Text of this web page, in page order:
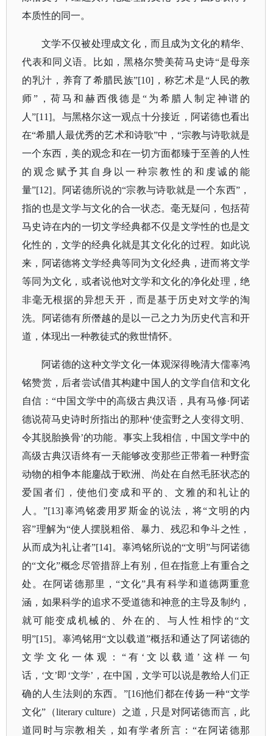
本质性的同一。
文学不仅被处理成文化，而且成为文化的精华、
代表和同义语。比如，黑格尔赞美荷马史诗“是母亲
的乳汁，养育了希腊民族”[10]，称艺术是“人民的教
师”，荷马和赫西俄德是“为希腊人制定神谱的
人”[11]。与黑格尔这一观点十分接近，阿诺德也看出
在“希腊人最优秀的艺术和诗歌”中，“宗教与诗歌就是
一个东西，美的观念和在一切方面都臻于至善的人性
的观念赋予其自身以一种宗教性的和虔诚的能
量”[12]。阿诺德所说的“宗教与诗歌就是一个东西”，
指的也是文学与文化的合一状态。毫无疑问，包括荷
马史诗在内的一切文学经典都不仅是文学性的也是文
化性的，文学的经典化就是其文化化的过程。如此说
来，阿诺德将文学经典等同为文化经典，进而将文学
等同为文化，或者说他对文学和文化的净化处理，绝
非毫无根据的异想天开，而是基于历史对文学的淘
洗。阿诺德有所僭越的是以一己之力为历史代言和开
道，体现出一种教徒式的救世情怀。
阿诺德的这种文学文化一体观深得晚清大儒辜鸿
铭赞赏，后者尝试借其构建中国人的文学自信和文化
自信：“中国文学中的高级古典汉语，具有马修·阿诺
德说荷马史诗时所指出的那种‘使蛮野之人变得文明、
令其脱胎换骨’的功能。事实上我相信，中国文学中的
高级古典汉语终有一天能够改变那些正带着一种野蛮
动物的相争本能鏖战于欧洲、尚处在自然毛胚状态的
爱国者们，使他们变成和平的、文雅的和礼让的
人。”[13]辜鸿铭袭用罗斯金的说法，将“文明的内
容”理解为“使人摆脱粗俗、暴力、残忍和争斗之性，
从而成为礼让者”[14]。辜鸿铭所说的“文明”与阿诺德
的“文化”概念尽管措辞上有别，但在指意上有重合之
处。在阿诺德那里，“文化”具有科学和道德两重意
涵，如果科学的追求不受道德和神意的主导及制约，
就可能变成机械的、外在的、与人性相悖的“文
明”[15]。辜鸿铭用“文以载道”概括和通达了阿诺德的
文学文化一体观：“有‘文以载道’这样一句
话，‘文’即‘文学’，在中国，文学可以说是教给人们正
确的人生法则的东西。”[16]他们都在传扬一种“文学
文化”（literary culture）之道，只是对阿诺德而言，此
道同时与宗教相关，如有学者所言：“在阿诺德那